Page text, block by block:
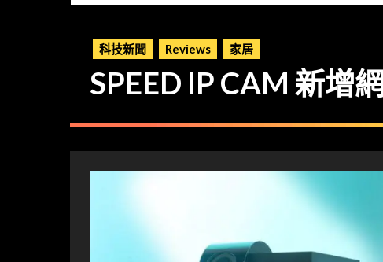
科技新聞 Reviews 家居
SPEED IP CAM 新